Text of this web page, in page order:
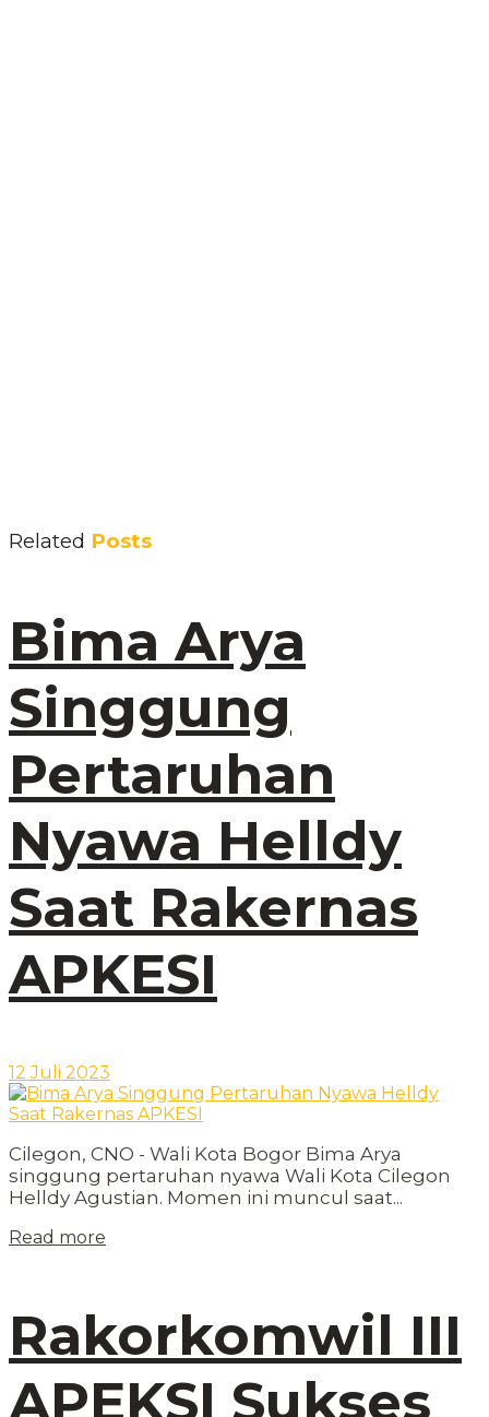
Related Posts
Bima Arya
Singgung
Pertaruhan
Nyawa Helldy
Saat Rakernas
APKESI
12 Juli 2023
Cilegon, CNO - Wali Kota Bogor Bima Arya
singgung pertaruhan nyawa Wali Kota Cilegon
Helldy Agustian. Momen ini muncul saat...
Read more
Rakorkomwil III
APEKSI Sukses